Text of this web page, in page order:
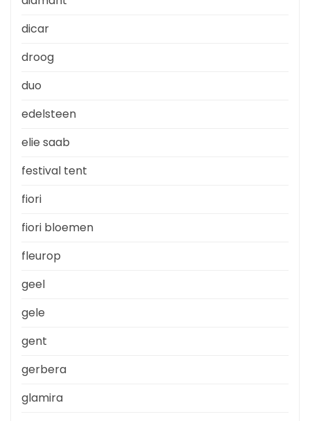
dicar
droog
duo
edelsteen
elie saab
festival tent
fiori
fiori bloemen
fleurop
geel
gele
gent
gerbera
glamira